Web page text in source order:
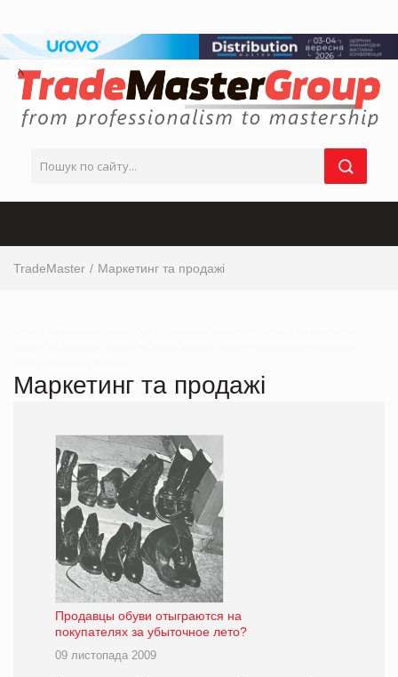
TradeMaster Маркетинг та продажі
Маркетинг та продажі
Продавцы обуви отыграются на
покупателях за убыточное лето?
09 листопада 2009